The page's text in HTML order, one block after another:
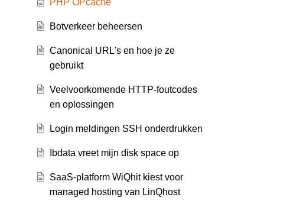
PHP OPcache
Botverkeer beheersen
Canonical URL's en hoe je ze
gebruikt
Veelvoorkomende HTTP-foutcodes
en oplossingen
Login meldingen SSH onderdrukken
Ibdata vreet mijn disk space op
SaaS-platform WiQhit kiest voor
managed hosting van LinQhost